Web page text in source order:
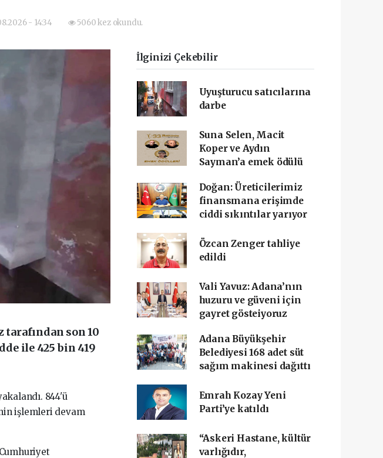
- 14:34 5060 kez okundu.
tarafından son 10
ile 425 bin 419
844'ü
işlemleri devam
İlginizi Çekebilir
Uyuşturucu satıcılarına
darbe
Suna Selen, Macit
Koper ve Aydın
Sayman’a emek ödülü
Doğan: Üreticilerimiz
finansmana erişimde
ciddi sıkıntılar yarıyor
Özcan Zenger tahliye
edildi
Vali Yavuz: Adana’nın
huzuru ve güveni için
gayret gösteiyoruz
Adana Büyükşehir
Belediyesi 168 adet süt
sağım makinesi dağıttı
Emrah Kozay Yeni
Parti’ye katıldı
“Askeri Hastane, kültür
varlığıdır,